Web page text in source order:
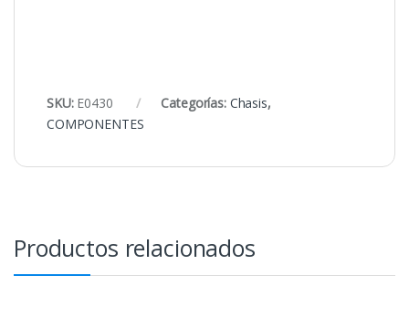
SKU: E0430 Categorías: Chasis,
COMPONENTES
Productos relacionados